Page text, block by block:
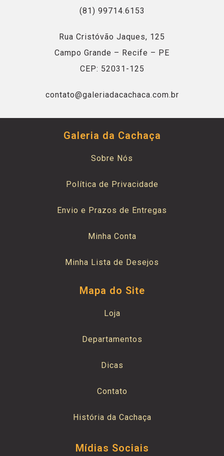
(81) 99714.6153
Rua Cristóvão Jaques, 125
Campo Grande – Recife – PE
CEP: 52031-125
contato@galeriadacachaca.com.br
Galeria da Cachaça
Sobre Nós
Política de Privacidade
Envio e Prazos de Entregas
Minha Conta
Minha Lista de Desejos
Mapa do Site
Loja
Departamentos
Dicas
Contato
História da Cachaça
Mídias Sociais